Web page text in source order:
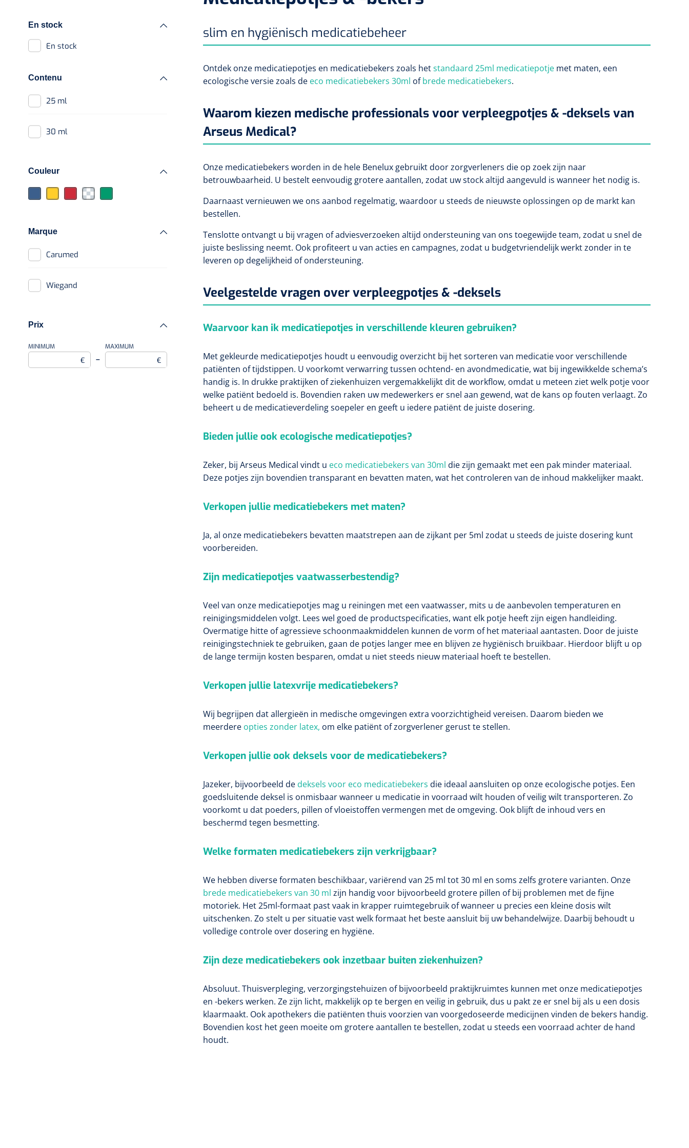
En stock
En stock
Contenu
25 ml
30 ml
Couleur
Marque
Carumed
Wiegand
Prix
MINIMUM
€ –
MAXIMUM
€
slim en hygiënisch medicatiebeheer
Ontdek onze medicatiepotjes en medicatiebekers zoals hetstandaard 25ml medicatiepotje met maten, een
ecologische versie zoals de eco medicatiebekers 30ml ofbrede medicatiebekers.
Waarom kiezen medische professionals voor verpleegpotjes & -deksels van
Arseus Medical?
Onze medicatiebekers worden in de hele Benelux gebruikt door zorgverleners die op zoek zijn naar
betrouwbaarheid. U bestelt eenvoudig grotere aantallen, zodat uw stock altijd aangevuld is wanneer het nodig is.
Daarnaast vernieuwen we ons aanbod regelmatig, waardoor u steeds de nieuwste oplossingen op de markt kan
bestellen.
Tenslotte ontvangt u bij vragen of adviesverzoeken altijd ondersteuning van ons toegewijde team, zodat u snel de
juiste beslissing neemt. Ook profiteert u van acties en campagnes, zodat u budgetvriendelijk werkt zonder in te
leveren op degelijkheid of ondersteuning.
Veelgestelde vragen over verpleegpotjes & -deksels
Waarvoor kan ik medicatiepotjes in verschillende kleuren gebruiken?
Met gekleurde medicatiepotjes houdt u eenvoudig overzicht bij het sorteren van medicatie voor verschillende
patiënten of tijdstippen. U voorkomt verwarring tussen ochtend- en avondmedicatie, wat bij ingewikkelde schema’s
handig is. In drukke praktijken of ziekenhuizen vergemakkelijkt dit de workflow, omdat u meteen ziet welk potje voor
welke patiënt bedoeld is. Bovendien raken uw medewerkers er snel aan gewend, wat de kans op fouten verlaagt. Zo
beheert u de medicatieverdeling soepeler en geeft u iedere patiënt de juiste dosering.
Bieden jullie ook ecologische medicatiepotjes?
Zeker, bij Arseus Medical vindt u eco medicatiebekers van 30ml die zijn gemaakt met een pak minder materiaal.
Deze potjes zijn bovendien transparant en bevatten maten, wat het controleren van de inhoud makkelijker maakt.
Verkopen jullie medicatiebekers met maten?
Ja, al onze medicatiebekers bevatten maatstrepen aan de zijkant per 5ml zodat u steeds de juiste dosering kunt
voorbereiden.
Zijn medicatiepotjes vaatwasserbestendig?
Veel van onze medicatiepotjes mag u reiningen met een vaatwasser, mits u de aanbevolen temperaturen en
reinigingsmiddelen volgt. Lees wel goed de productspecificaties, want elk potje heeft zijn eigen handleiding.
Overmatige hitte of agressieve schoonmaakmiddelen kunnen de vorm of het materiaal aantasten. Door de juiste
reinigingstechniek te gebruiken, gaan de potjes langer mee en blijven ze hygiënisch bruikbaar. Hierdoor blijft u op
de lange termijn kosten besparen, omdat u niet steeds nieuw materiaal hoeft te bestellen.
Verkopen jullie latexvrije medicatiebekers?
Wij begrijpen dat allergieën in medische omgevingen extra voorzichtigheid vereisen. Daarom bieden we
meerdere opties zonder latex, om elke patiënt of zorgverlener gerust te stellen.
Verkopen jullie ook deksels voor de medicatiebekers?
Jazeker, bijvoorbeeld de deksels voor eco medicatiebekers die ideaal aansluiten op onze ecologische potjes. Een
goedsluitende deksel is onmisbaar wanneer u medicatie in voorraad wilt houden of veilig wilt transporteren. Zo
voorkomt u dat poeders, pillen of vloeistoffen vermengen met de omgeving. Ook blijft de inhoud vers en
beschermd tegen besmetting.
Welke formaten medicatiebekers zijn verkrijgbaar?
We hebben diverse formaten beschikbaar, variërend van 25 ml tot 30 ml en soms zelfs grotere varianten. Onze
brede medicatiebekers van 30 ml zijn handig voor bijvoorbeeld grotere pillen of bij problemen met de fijne
motoriek. Het 25ml-formaat past vaak in krapper ruimtegebruik of wanneer u precies een kleine dosis wilt
uitschenken. Zo stelt u per situatie vast welk formaat het beste aansluit bij uw behandelwijze. Daarbij behoudt u
volledige controle over dosering en hygiëne.
Zijn deze medicatiebekers ook inzetbaar buiten ziekenhuizen?
Absoluut. Thuisverpleging, verzorgingstehuizen of bijvoorbeeld praktijkruimtes kunnen met onze medicatiepotjes
en -bekers werken. Ze zijn licht, makkelijk op te bergen en veilig in gebruik, dus u pakt ze er snel bij als u een dosis
klaarmaakt. Ook apothekers die patiënten thuis voorzien van voorgedoseerde medicijnen vinden de bekers handig.
Bovendien kost het geen moeite om grotere aantallen te bestellen, zodat u steeds een voorraad achter de hand
houdt.